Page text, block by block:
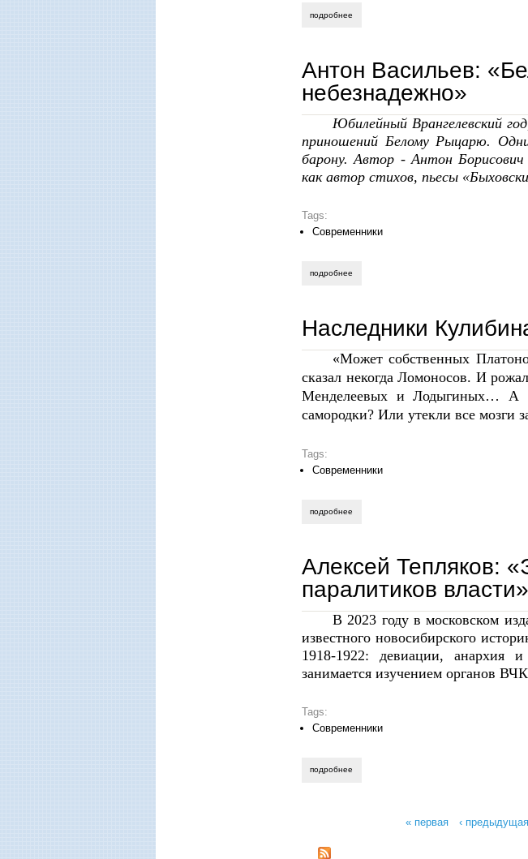
подробнее
Антон Васильев:
небезнадежно»
Юбилейный Врангелевский
приношений Белому Рыцарю.
барону. Автор - Антон Борисович
как автор стихов, пьесы
Tags:
Современники
подробнее
Наследники
«Может собственных
сказал некогда Ломоносов. И
Менделеевых и Лодыгиных… А
самородки? Или утекли все мозги
Tags:
Современники
подробнее
Алексей Тепляков:
паралитиков власти»
В 2023 году в московском
известного новосибирского
1918-1922: девиации, анархия
занимается изучением органов
Tags:
Современники
подробнее
Страницы
« первая ‹ предыдущая